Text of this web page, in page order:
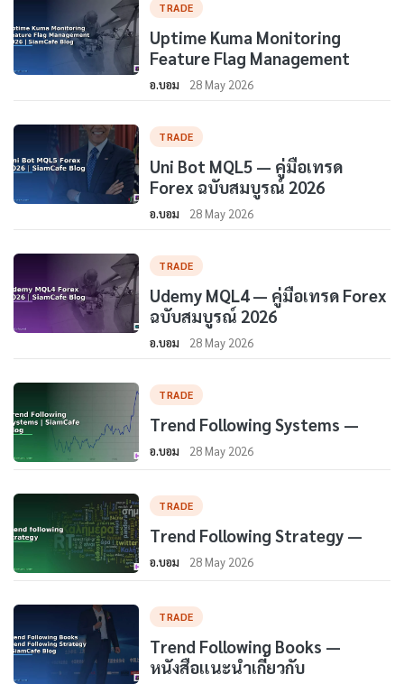
TRADE
Uptime Kuma Monitoring
Feature Flag Management
อ.บอม 28 May 2026
TRADE
Uni Bot MQL5 — คู่มือเทรด
Forex ฉบับสมบูรณ์ 2026
อ.บอม 28 May 2026
TRADE
Udemy MQL4 — คู่มือเทรด Forex
ฉบับสมบูรณ์ 2026
อ.บอม 28 May 2026
TRADE
Trend Following Systems —
อ.บอม 28 May 2026
TRADE
Trend Following Strategy —
อ.บอม 28 May 2026
TRADE
Trend Following Books —
หนังสือแนะนำเกี่ยวกับ